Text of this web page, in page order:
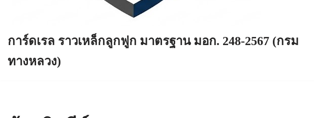
การ์ดเรล ราวเหล็กลูกฟูก มาตรฐาน มอก. 248-2567 (กรม
ทางหลวง)